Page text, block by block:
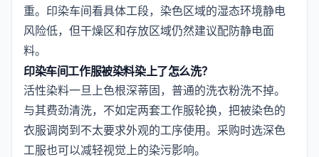
重。印染车间看具体工段，染色区域的湿态环境静电
风险低，但干燥区和存放区域仍然建议配防静电面
料。
印染车间工作服被染料染上了怎么洗？
活性染料一旦上色根深蒂固，普通的洗衣粉洗不掉。
与其费劲清洗，不如定两套工作服轮换，把被染色的
衣服调岗到不太要求外观的工序使用。采购时选深色
工服也可以减轻视觉上的染污影响。